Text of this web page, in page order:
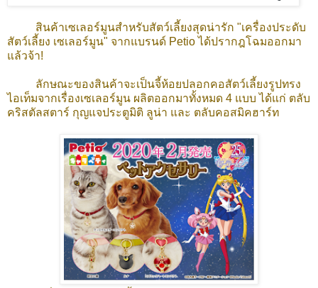
สินค้าเซเลอร์มูนสำหรับสัตว์เลี้ยงสุดน่ารัก "เครื่องประดับ
สัตว์เลี้ยง เซเลอร์มูน" จากแบรนด์ Petio ได้ปรากฎโฉมออกมา
แล้วจ้า!
ลักษณะของสินค้าจะเป็นจี้ห้อยปลอกคอสัตว์เลี้ยงรูปทรง
ไอเท็มจากเรื่องเซเลอร์มูน ผลิตออกมาทั้งหมด 4 แบบ ได้แก่ ตลับ
คริสตัลสตาร์ กุญแจประตูมิติ ลูน่า และ ตลับคอสมิคฮาร์ท